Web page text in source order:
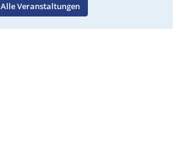
Alle Veranstaltungen